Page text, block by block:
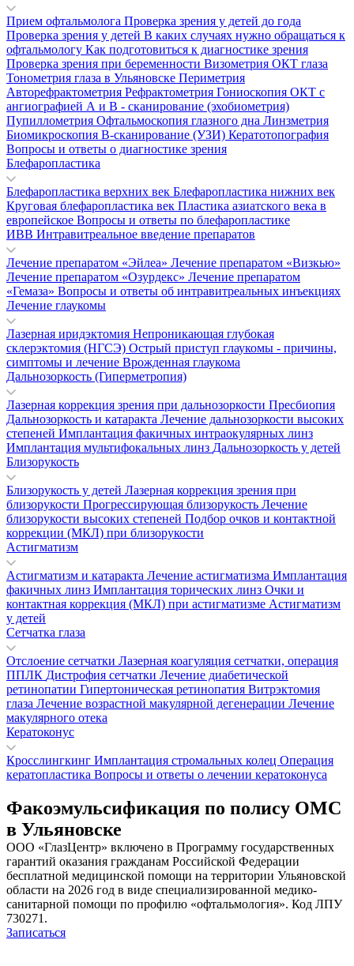
Прием офтальмолога Проверка зрения у детей до года
Проверка зрения у детей В каких случаях нужно обращаться к
офтальмологу Как подготовиться к диагностике зрения
Проверка зрения при беременности Визометрия ОКТ глаза
Тонометрия глаза в Ульяновске Периметрия
Авторефрактометрия Рефрактометрия Гониоскопия ОКТ с
ангиографией А и В - сканирование (эхобиометрия)
Пупиллометрия Офтальмоскопия глазного дна Линзметрия
Биомикроскопия В-сканирование (УЗИ) Кератотопография
Вопросы и ответы о диагностике зрения
Блефаропластика
Блефаропластика верхних век Блефаропластика нижних век
Круговая блефаропластика век Пластика азиатского века в
европейское Вопросы и ответы по блефаропластике
ИВВ Интравитреальное введение препаратов
Лечение препаратом «Эйлеа» Лечение препаратом «Визкью»
Лечение препаратом «Озурдекс» Лечение препаратом
«Гемаза» Вопросы и ответы об интравитреальных инъекциях
Лечение глаукомы
Лазерная иридэктомия Непроникающая глубокая
склерэктомия (НГСЭ) Острый приступ глаукомы - причины,
симптомы и лечение Врожденная глаукома
Дальнозоркость (Гиперметропия)
Лазерная коррекция зрения при дальнозоркости Пресбиопия
Дальнозоркость и катаракта Лечение дальнозоркости высоких
степеней Имплантация факичных интраокулярных линз
Имплантация мультифокальных линз Дальнозоркость у детей
Близорукость
Близорукость у детей Лазерная коррекция зрения при
близорукости Прогрессирующая близорукость Лечение
близорукости высоких степеней Подбор очков и контактной
коррекции (МКЛ) при близорукости
Астигматизм
Астигматизм и катаракта Лечение астигматизма Имплантация
факичных линз Имплантация торических линз Очки и
контактная коррекция (МКЛ) при астигматизме Астигматизм
у детей
Сетчатка глаза
Отслоение сетчатки Лазерная коагуляция сетчатки, операция
ППЛК Дистрофия сетчатки Лечение диабетической
ретинопатии Гипертоническая ретинопатия Витрэктомия
глаза Лечение возрастной макулярной дегенерации Лечение
макулярного отека
Кератоконус
Кросслингкинг Имплантация стромальных колец Операция
кератопластика Вопросы и ответы о лечении кератоконуса
Факоэмульсификация по полису ОМС
в Ульяновске
ООО «ГлазЦентр» включено в Программу государственных
гарантий оказания гражданам Российской Федерации
бесплатной медицинской помощи на территории Ульяновской
области на 2026 год в виде специализированной медико-
санитарной помощи по профилю «офтальмология». Код ЛПУ
730271.
Записаться